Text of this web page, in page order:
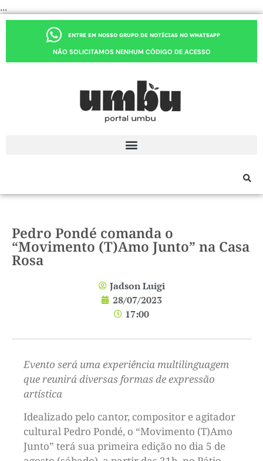
...
ENTRE EM NOSSO GRUPO DE NOTÍCIAS NO WHATSAPP
NÃO SOLICITAMOS NENHUM CÓDIGO DE ACESSO
Pedro Pondé comanda o
“Movimento (T)Amo Junto” na Casa
Rosa
Jadson Luigi
28/07/2023
17:00
Evento será uma experiência multilinguagem
que reunirá diversas formas de expressão
artística
Idealizado pelo cantor, compositor e agitador
cultural Pedro Pondé, o “Movimento (T)Amo
Junto” terá sua primeira edição no dia 5 de